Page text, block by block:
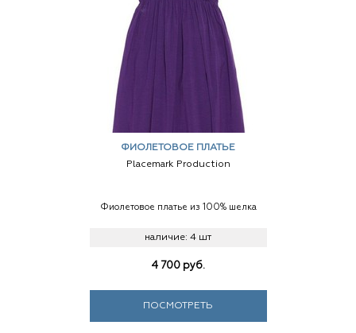
ФИОЛЕТОВОЕ ПЛАТЬЕ
Placemark Production
Фиолетовое платье из 100% шелка
наличие: 4 шт
4 700 руб.
ПОСМОТРЕТЬ